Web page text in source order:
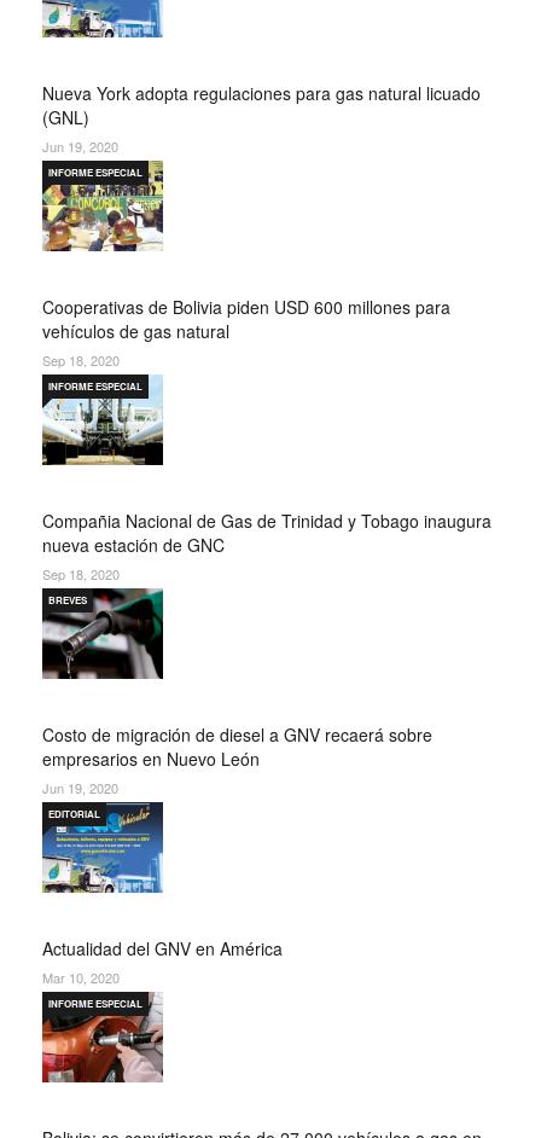
Nueva York adopta regulaciones para gas natural licuado
(GNL)
Jun 19, 2020
Cooperativas de Bolivia piden USD 600 millones para
vehículos de gas natural
INFORME ESPECIAL
Sep 18, 2020
Compañia Nacional de Gas de Trinidad y Tobago inaugura
nueva estación de GNC
INFORME ESPECIAL
Sep 18, 2020
Costo de migración de diesel a GNV recaerá sobre
empresarios en Nuevo León
BREVES
Jun 19, 2020
Actualidad del GNV en América
EDITORIAL
Mar 10, 2020
INFORME ESPECIAL